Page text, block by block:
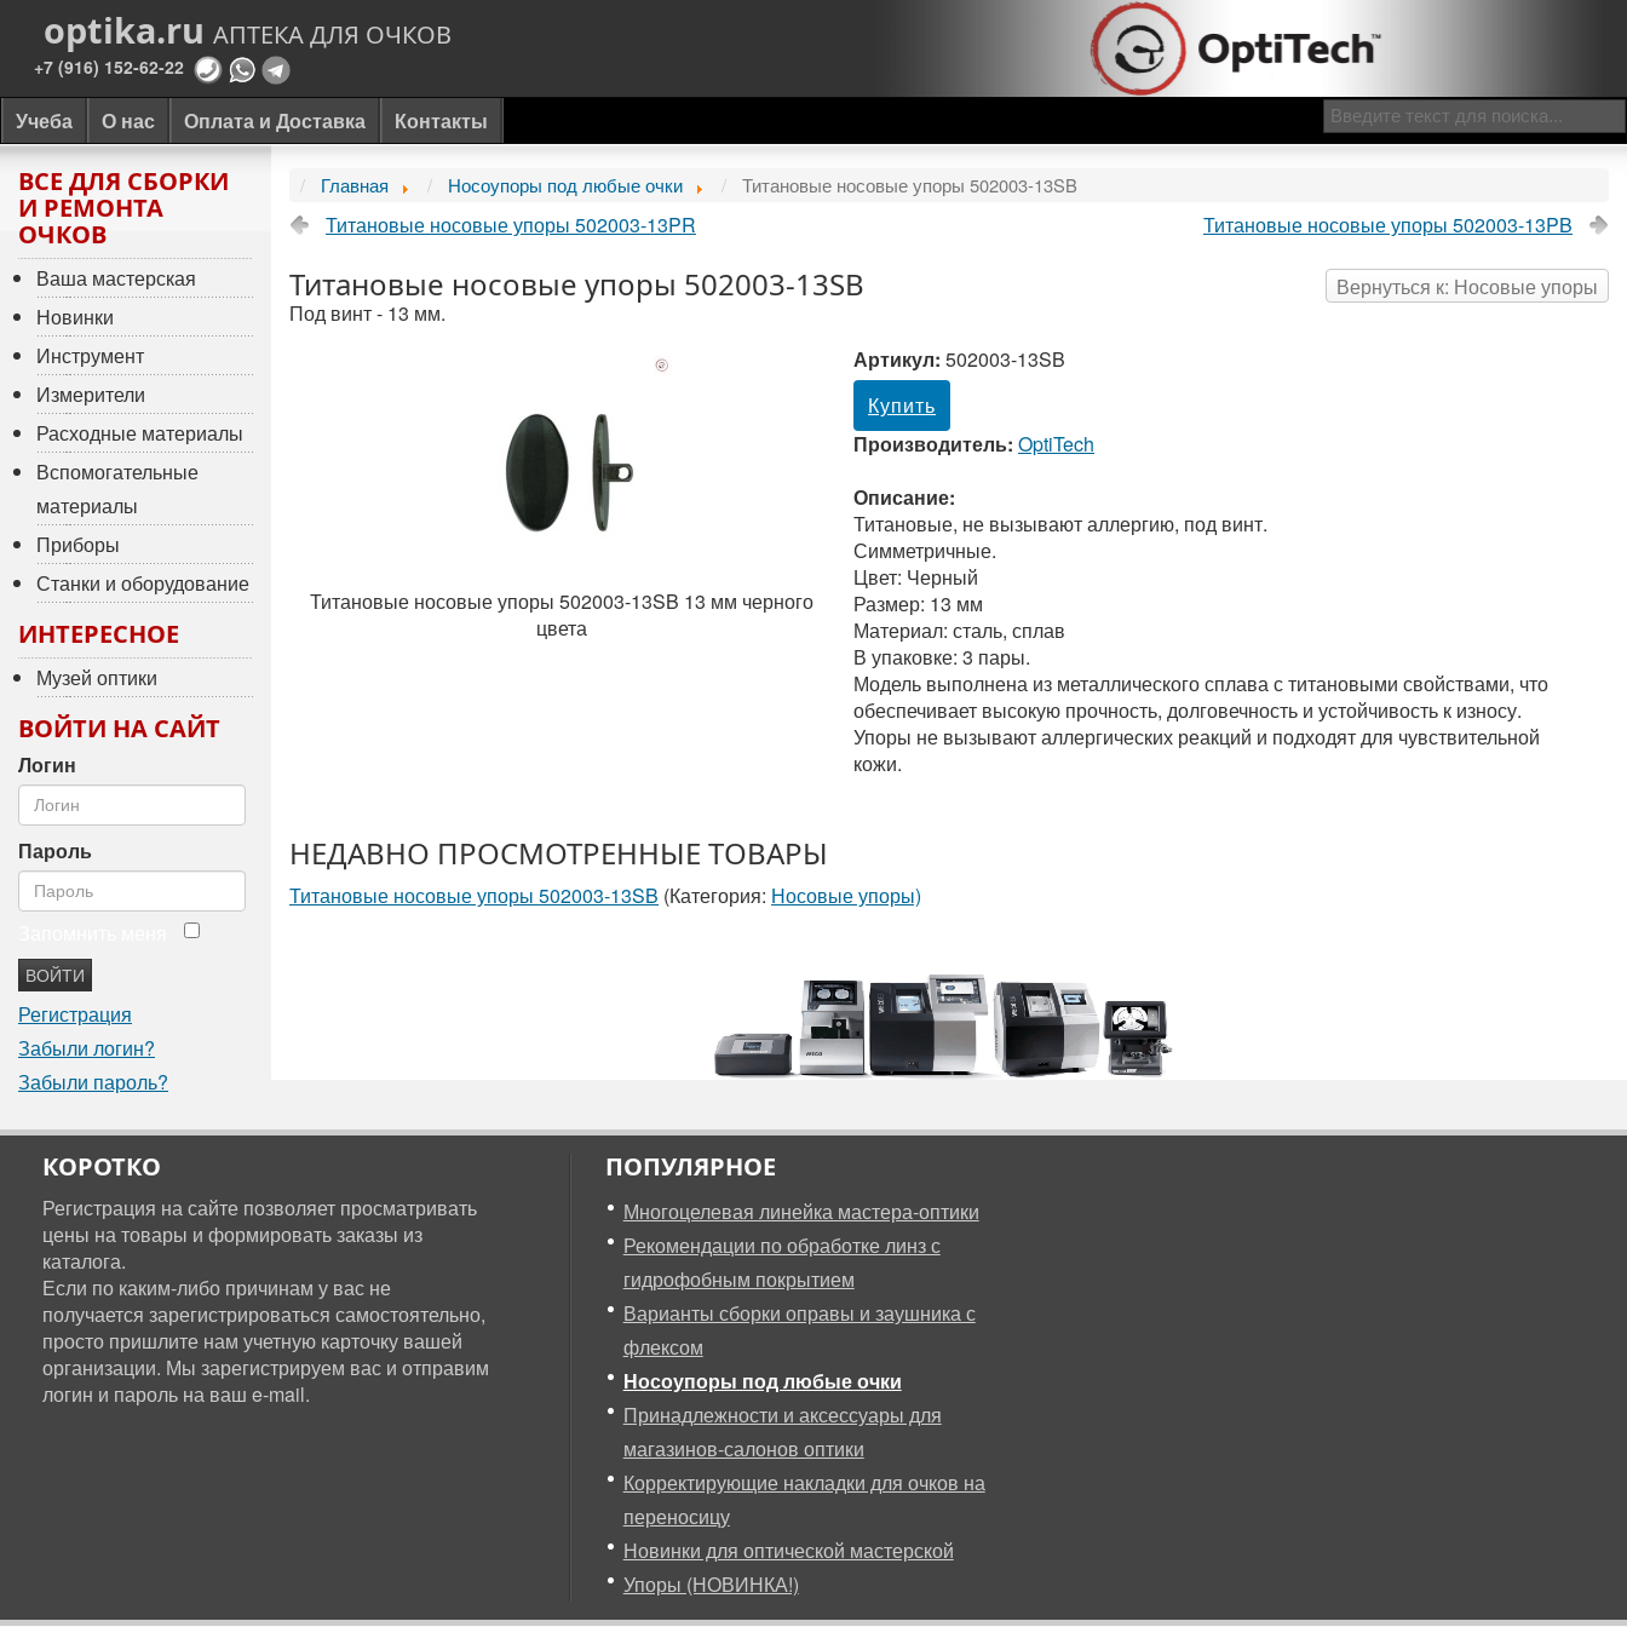
optika.ruАПТЕКА ДЛЯ ОЧКОВ
+7 (916) 152-62-22
Учеба О нас Оплата и Доставка Контакты
ВСЕ ДЛЯ СБОРКИ
И РЕМОНТА
ОЧКОВ
Ваша мастерская
Новинки
Инструмент
Измерители
Расходные материалы
Вспомогательные
материалы
Приборы
Станки и оборудование
ИНТЕРЕСНОЕ
Музей оптики
ВОЙТИ НА САЙТ
Логин
Пароль
ВОЙТИ
Регистрация
Забыли логин?
Забыли пароль?
Главная Носоупоры под любые очки Титановые носовые упоры 502003-13SB
Титановые носовые упоры 502003-13PR Титановые носовые упоры 502003-13PB
Вернуться к: Носовые упоры
Титановые носовые упоры 502003-13SB
Под винт - 13 мм.
Титановые носовые упоры 502003-13SB 13 мм черного
цвета
Артикул: 502003-13SB
Купить
Производитель: OptiTech
Описание:
Титановые, не вызывают аллергию, под винт.
Симметричные.
Цвет: Черный
Размер: 13 мм
Материал: сталь, сплав
В упаковке: 3 пары.
Модель выполнена из металлического сплава с титановыми свойствами, что
обеспечивает высокую прочность, долговечность и устойчивость к износу.
Упоры не вызывают аллергических реакций и подходят для чувствительной
кожи.
НЕДАВНО ПРОСМОТРЕННЫЕ ТОВАРЫ
Титановые носовые упоры 502003-13SB (Категория: Носовые упоры)
КОРОТКО
Регистрация на сайте позволяет просматривать
цены на товары и формировать заказы из
каталога.
Если по каким-либо причинам у вас не
получается зарегистрироваться самостоятельно,
просто пришлите нам учетную карточку вашей
организации. Мы зарегистрируем вас и отправим
логин и пароль на ваш e-mail.
ПОПУЛЯРНОЕ
Многоцелевая линейка мастера-оптики
Рекомендации по обработке линз с
гидрофобным покрытием
Варианты сборки оправы и заушника с
флексом
Носоупоры под любые очки
Принадлежности и аксессуары для
магазинов-салонов оптики
Корректирующие накладки для очков на
переносицу
Новинки для оптической мастерской
Упоры (НОВИНКА!)